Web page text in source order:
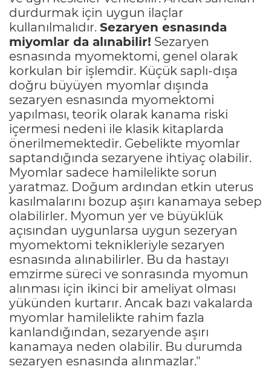
durdurmak için uygun ilaçlar
kullanılmalıdır. Sezaryen esnasında
miyomlar da alınabilir! Sezaryen
esnasında myomektomi, genel olarak
korkulan bir işlemdir. Küçük saplı-dışa
doğru büyüyen myomlar dışında
sezaryen esnasında myomektomi
yapılması, teorik olarak kanama riski
içermesi nedeni ile klasik kitaplarda
önerilmemektedir. Gebelikte myomlar
saptandığında sezaryene ihtiyaç olabilir.
Myomlar sadece hamilelikte sorun
yaratmaz. Doğum ardından etkin uterus
kasılmalarını bozup aşırı kanamaya sebep
olabilirler. Myomun yer ve büyüklük
açısından uygunlarsa uygun sezeryan
myomektomi teknikleriyle sezaryen
esnasında alınabilirler. Bu da hastayı
emzirme süreci ve sonrasında myomun
alınması için ikinci bir ameliyat olması
yükünden kurtarır. Ancak bazı vakalarda
myomlar hamilelikte rahim fazla
kanlandığından, sezaryende aşırı
kanamaya neden olabilir. Bu durumda
sezaryen esnasında alınmazlar."